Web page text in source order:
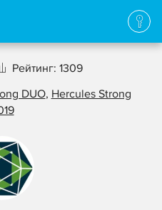
Рейтинг: 1309
DUO, Hercules Strong